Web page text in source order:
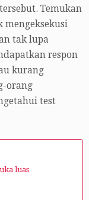
Temukan
mengeksekusi
tak lupa
respon
kurang
orang
test
luas